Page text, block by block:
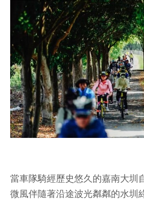
當車隊騎經歷史悠久的嘉南大圳
微風伴隨著沿途波光粼粼的水圳